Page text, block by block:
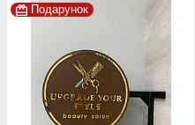
Подарунок